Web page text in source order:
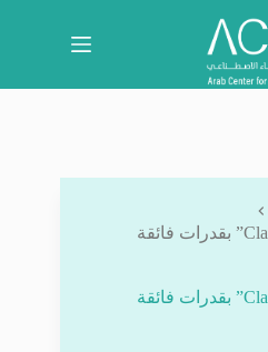
أنثروبيك تطلق “Claude Opus 4.6” بقدرات فائقة
أنثروبيك تطلق “Claude Opus 4.6” بقدرات فائقة